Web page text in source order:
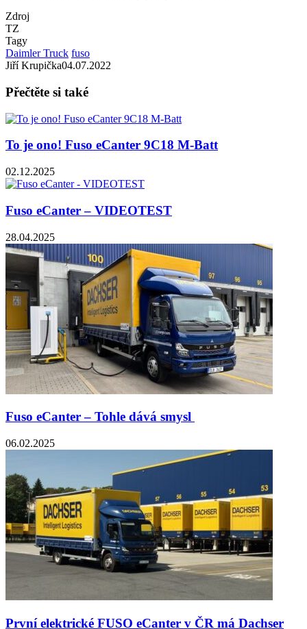
Zdroj
TZ
Tagy
Daimler Truck fuso
Jiří Krupička04.07.2022
Přečtěte si také
To je ono! Fuso eCanter 9C18 M-Batt
02.12.2025
Fuso eCanter – VIDEOTEST
28.04.2025
Fuso eCanter – Tohle dává smysl
06.02.2025
První elektrické FUSO eCanter v ČR má Dachser